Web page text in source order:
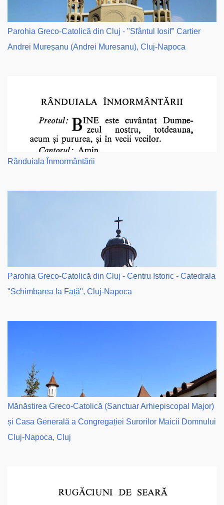
Parohia Greco-Catolică din Cluj - "Sfântul Iosif" Cartier
Andrei Mureșanu (Andrei Muresanu), Cluj-Napoca
Rânduiala Înmormântării
Parohia Greco-Catolică din Cluj - Centru Istoric - Catedrala
"Schimbarea la Față", Cluj-Napoca
Mănăstirea Greco-Catolică (Sanctuar Arhiepiscopal Major)
și Casa Generală a Congregației Surorilor Maicii Domnului
Cluj-Napoca, Cluj